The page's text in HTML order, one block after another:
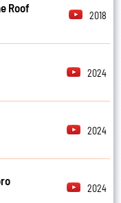
Roof
2018
2024
2024
2024